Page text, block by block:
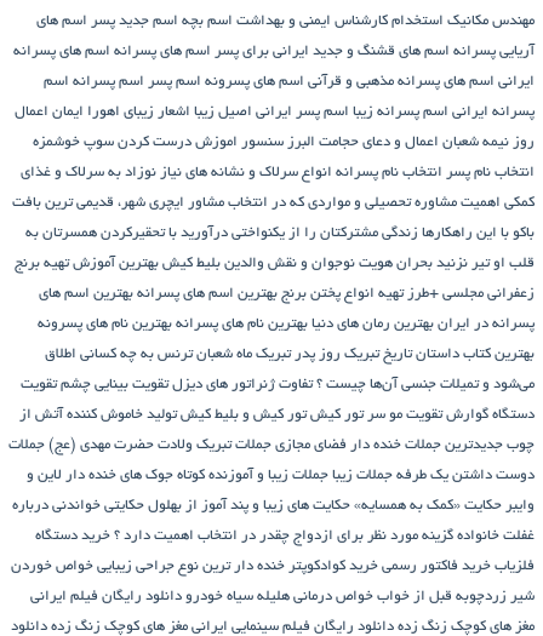
مهندس مکانیک استخدام کارشناس ایمنی و بهداشت اسم بچه اسم جدید پسر اسم های
آریایی پسرانه اسم های قشنگ و جدید ایرانی برای پسر اسم های پسرانه اسم های پسرانه
ایرانی اسم های پسرانه مذهبی و قرآنی اسم های پسرونه اسم پسر اسم پسرانه اسم
پسرانه ایرانی اسم پسرانه زیبا اسم پسر ایرانی اصیل زیبا اشعار زیبای اهورا ایمان اعمال
روز نیمه شعبان اعمال و دعای حجامت البرز سنسور اموزش درست کردن سوپ خوشمزه
انتخاب نام پسر انتخاب نام پسرانه انواع سرلاک و نشانه های نیاز نوزاد به سرلاک و غذای
کمکی اهمیت مشاوره تحصیلی و مواردی که در انتخاب مشاور ایچری شهر، قدیمی ترین بافت
باکو با این راهکارها زندگی مشترکتان را از یکنواختی درآورید با تحقیرکردن همسرتان به
قلب او تیر نزنید بحران هویت نوجوان و نقش والدین بلیط کیش بهترین آموزش تهیه برنج
زعفرانی مجلسی +طرز تهیه انواع پختن برنج بهترین اسم های پسرانه بهترین اسم های
پسرانه در ایران بهترین رمان های دنیا بهترین نام های پسرانه بهترین نام های پسرونه
بهترین کتاب داستان تاریخ تبریک روز پدر تبریک ماه شعبان ترنس به چه کسانی اطلاق
می‌شود و تمیلات جنسی آن‌ها چیست ؟ تفاوت ژنراتور های دیزل تقویت بینایی چشم تقویت
دستگاه گوارش تقویت مو سر تور کیش تور کیش و بلیط کیش تولید خاموش کننده آتش از
چوب جدیدترین جملات خنده دار فضای مجازی جملات تبریک ولادت حضرت مهدی (عج) جملات
دوست داشتن یک طرفه جملات زیبا جملات زیبا و آموزنده کوتاه جوک های خنده دار لاین و
وایبر حکایت «کمک به همسایه» حکایت های زیبا و پند آموز از بهلول حکایتی خواندنی درباره
غفلت خانواده گزینه مورد نظر برای ازدواج چقدر در انتخاب اهمیت دارد ؟ خرید دستگاه
فلزیاب خرید فاکتور رسمی خرید کوادکوپتر خنده دار ترین نوع جراحی زیبایی خواص خوردن
شیر زردچوبه قبل از خواب خواص درمانی هلیله سیاه خودرو دانلود رایگان فیلم ایرانی
مغز های کوچک زنگ زده دانلود رایگان فیلم سینمایی ایرانی مغز های کوچک زنگ زده دانلود